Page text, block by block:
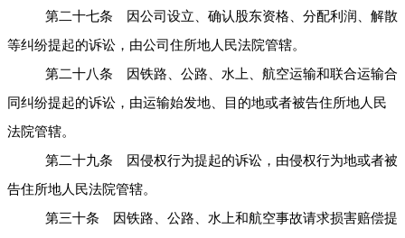
第二十七条 因公司设立、确认股东资格、分配利润、解散
等纠纷提起的诉讼，由公司住所地人民法院管辖。
第二十八条 因铁路、公路、水上、航空运输和联合运输合
同纠纷提起的诉讼，由运输始发地、目的地或者被告住所地人民
法院管辖。
第二十九条 因侵权行为提起的诉讼，由侵权行为地或者被
告住所地人民法院管辖。
第三十条 因铁路、公路、水上和航空事故请求损害赔偿提